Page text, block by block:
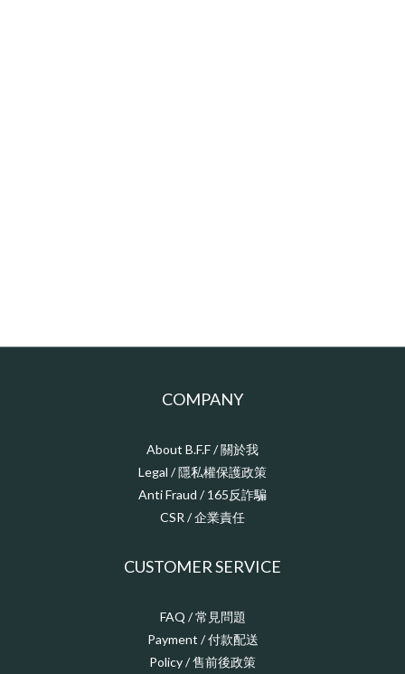
COMPANY
About B.F.F / 關於我
Legal / 隱私權保護政策
Anti Fraud / 165反詐騙
CSR / 企業責任
CUSTOMER SERVICE
FAQ / 常見問題
Payment / 付款配送
Policy / 售前後政策